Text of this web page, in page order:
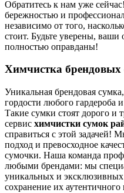
Обратитесь к нам уже
бережностью и
независимо от того,
стоит. Будьте уверены,
полностью оправданы!
Химчистка
Уникальная брендовая
гордости любого гардероба
Такие сумки стоят дорого и
сервис химчистки сумок
справиться с этой задачей!
подход и превосходное
сумочки. Наша команда
любыми брендами: мы
уникальных и
сохранение их